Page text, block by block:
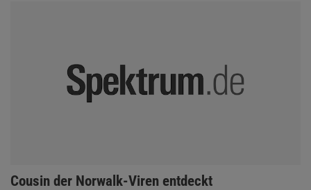
:
Cousin der Norwalk-Viren entdeckt